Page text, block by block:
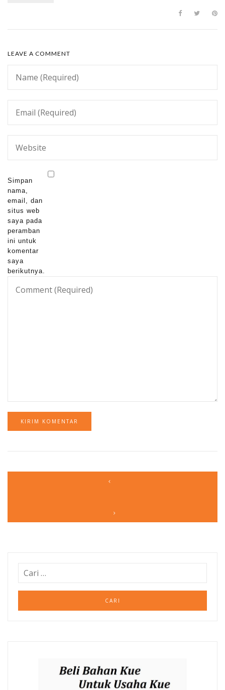
LEAVE A COMMENT
Simpan
nama,
email, dan
situs web
saya pada
peramban
ini untuk
komentar
saya
berikutnya.